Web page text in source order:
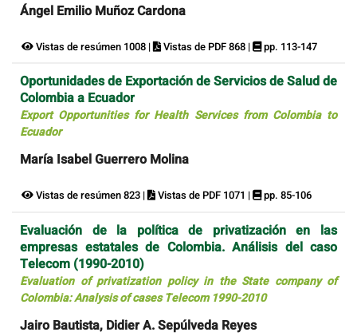
Ángel Emilio Muñoz Cardona
Vistas de resúmen 1008 | Vistas de PDF 868 | pp. 113-147
Oportunidades de Exportación de Servicios de Salud de
Colombia a Ecuador
Export Opportunities for Health Services from Colombia to
Ecuador
María Isabel Guerrero Molina
Vistas de resúmen 823 | Vistas de PDF 1071 | pp. 85-106
Evaluación de la política de privatización en las
empresas estatales de Colombia. Análisis del caso
Telecom (1990-2010)
Evaluation of privatization policy in the State company of
Colombia: Analysis of cases Telecom 1990-2010
Jairo Bautista, Didier A. Sepúlveda Reyes